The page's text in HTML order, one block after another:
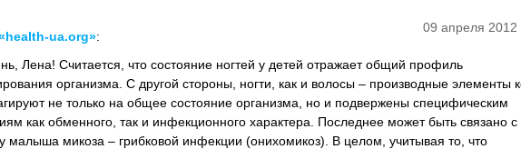
09 апреля 2012
ua.org»:
Лена! Считается, что состояние ногтей у детей отражает общий профиль
организма. С другой стороны, ногти, как и волосы – производные элементы
не только на общее состояние организма, но и подвержены специфическим
как обменного, так и инфекционного характера. Последнее может быть связано с
малыша микоза – грибковой инфекции (онихомикоз). В целом, учитывая то, что